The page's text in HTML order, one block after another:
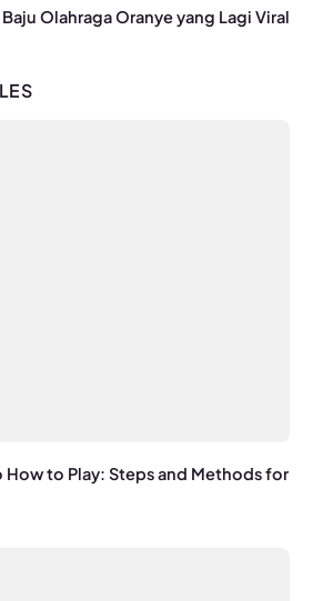
Olahraga Oranye yang Lagi Viral
How to Play: Steps and Methods for